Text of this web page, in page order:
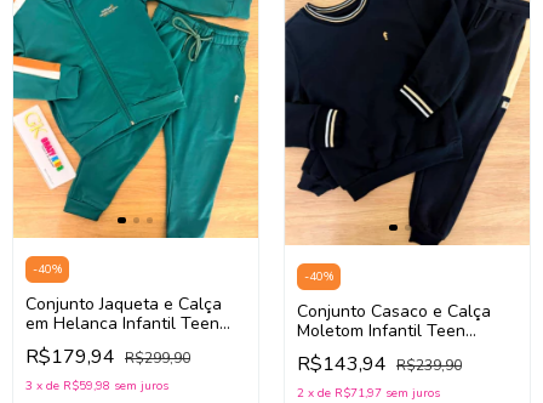
-40%
Conjunto Jaqueta e Calça
em Helanca Infantil Teen
Menino Onda Marinha
1261137 (Verde)
R$179,94 R$299,90
3 x de R$59,98 sem juros
-40%
Conjunto Casaco e Calça
Moletom Infantil Teen
Menino Onda Marinha
1261131 (Preto)
R$143,94 R$239,90
2 x de R$71,97 sem juros